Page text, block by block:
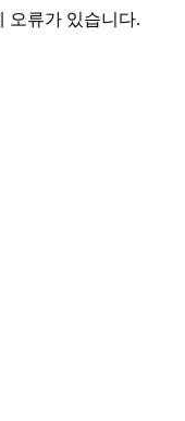
오류가 있습니다.